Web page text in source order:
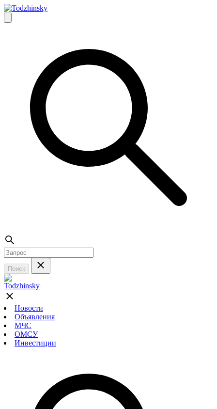
Поиск
Новости
Объявления
МЧС
ОМСУ
Инвестиции